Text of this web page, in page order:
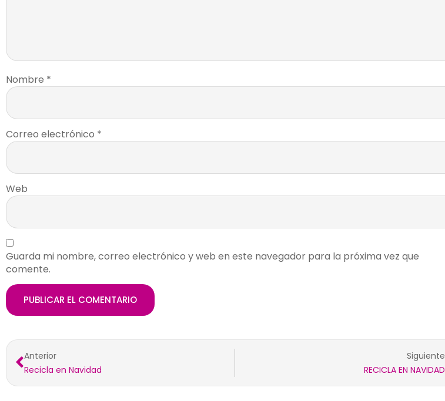
Nombre *
Correo electrónico *
Web
Guarda mi nombre, correo electrónico y web en este navegador para la próxima vez que
comente.
Anterior
Recicla en Navidad
Siguiente
RECICLA EN NAVIDAD